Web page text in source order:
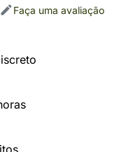
Faça uma avaliação